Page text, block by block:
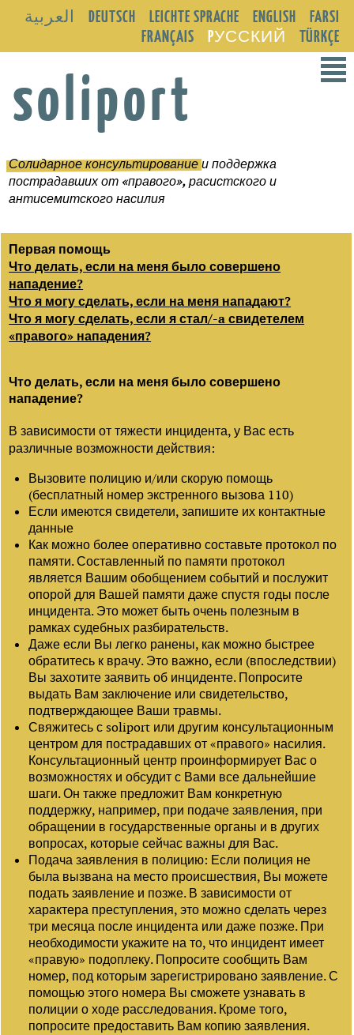
العربية DEUTSCH LEICHTE SPRACHE ENGLISH
FARSI
FRANÇAIS
PУССКИЙ TÜRKÇE
²
soliport
Солидарное консультированиеи поддержка
пострадавших от «правого», расистского и
антисемитского насилия
Первая помощь
Что делать, если на меня было совершено
нападение?
Что я могу сделать, если на меня нападают?
Что я могу сделать, если я стал/-a свидетелем
«правого» нападения?
Что делать, если на меня было совершено
нападение?
В зависимости от тяжести инцидента, у Вас есть
различные возможности действия:
Вызовите полицию и/или скорую помощь
(бесплатный номер экстренного вызова 110)
Если имеются свидетели, запишите их контактные
данные
Как можно более оперативно составьте протокол по
памяти. Составленный по памяти протокол
является Вашим обобщением событий и послужит
опорой для Вашей памяти даже спустя годы после
инцидента. Это может быть очень полезным в
рамках судебных разбирательств.
Даже если Вы легко ранены, как можно быстрее
обратитесь к врачу. Это важно, если (впоследствии)
Вы захотите заявить об инциденте. Попросите
выдать Вам заключение или свидетельство,
подтверждающее Ваши травмы.
Свяжитесь с soliport или другим консультационным
центром для пострадавших от «правого» насилия.
Консультационный центр проинформирует Вас о
возможностях и обсудит с Вами все дальнейшие
шаги. Он также предложит Вам конкретную
поддержку, например, при подаче заявления, при
обращении в государственные органы и в других
вопросах, которые сейчас важны для Вас.
Подача заявления в полицию: Если полиция не
была вызвана на место происшествия, Вы можете
подать заявление и позже. В зависимости от
характера преступления, это можно сделать через
три месяца после инцидента или даже позже. При
необходимости укажите на то, что инцидент имеет
«правую» подоплеку. Попросите сообщить Вам
номер, под которым зарегистрировано заявление. С
помощью этого номера Вы сможете узнавать в
полиции о ходе расследования. Кроме того,
попросите предоставить Вам копию заявления.